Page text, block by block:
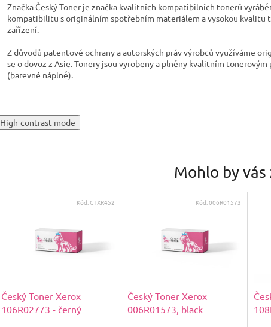
Značka Český Toner je značka kvalitních kompatibilních tonerů
kompatibilitu s originálním spotřebním materiálem a vysokou kvalitu
zařízení.
Z důvodů patentové ochrany a autorských práv výrobců využíváme
se o dovoz z Asie. Tonery jsou vyrobeny a plněny kvalitním
(barevné náplně).
High-contrast mode
Mohlo by
Český Toner Xerox
106R02773 - černý
Kód:CTXR452
Český Toner Xerox
006R01573, black
Kód:006R01573